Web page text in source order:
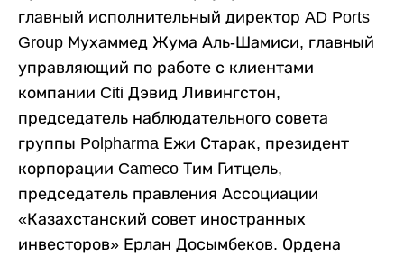
главный исполнительный директор AD Ports
Group Мухаммед Жума Аль-Шамиси, главный
управляющий по работе с клиентами
компании Citi Дэвид Ливингстон,
председатель наблюдательного совета
группы Polpharma Ежи Старак, президент
корпорации Cameco Тим Гитцель,
председатель правления Ассоциации
«Казахстанский совет иностранных
инвесторов» Ерлан Досымбеков. Ордена